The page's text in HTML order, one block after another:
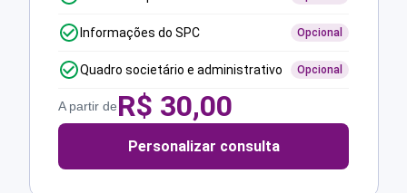
Informações do SPC Opcional
Quadro societário e administrativo Opcional
A partir deR$ 30,00
Personalizar consulta